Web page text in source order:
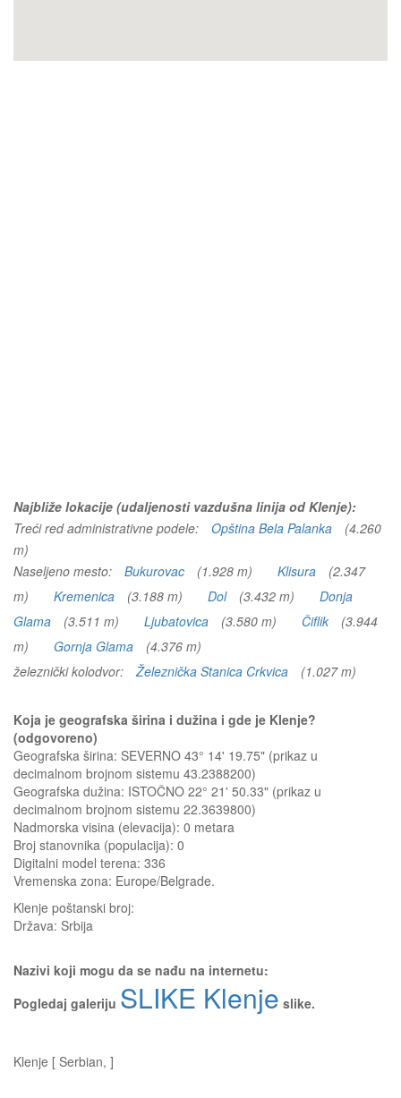
Najbliže lokacije (udaljenosti vazdušna linija od Klenje):
Treći red administrativne podele:
Opština Bela Palanka
(4.260
m)
Naseljeno mesto:
Bukurovac (1.928 m) Klisura
(2.347
m)
Kremenica (3.188 m) Dol (3.432 m)
Donja
Glama
(3.511 m) Ljubatovica (3.580 m) Čiflik
(3.944
m)
Gornja Glama
(4.376 m)
železnički kolodvor:
Železnička Stanica Crkvica (1.027 m)
Koja je geografska širina i dužina i gde je Klenje?
(odgovoreno)
Geografska širina: SEVERNO 43° 14' 19.75" (prikaz u
decimalnom brojnom sistemu 43.2388200)
Geografska dužina: ISTOČNO 22° 21' 50.33" (prikaz u
decimalnom brojnom sistemu 22.3639800)
Nadmorska visina (elevacija): 0 metara
Broj stanovnika (populacija): 0
Digitalni model terena: 336
Vremenska zona: Europe/Belgrade.
Klenje poštanski broj:
Država: Srbija
Nazivi koji mogu da se nađu na internetu:
Pogledaj galeriju SLIKE Klenje slike.
Klenje [ Serbian, ]